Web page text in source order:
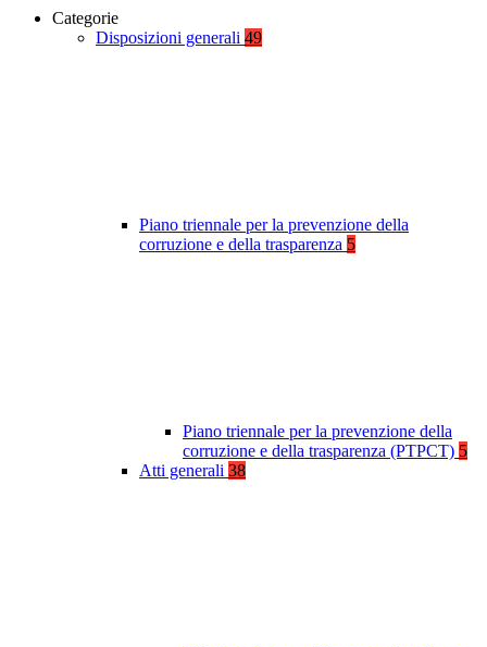
Categorie
Disposizioni generali 49
Piano triennale per la prevenzione della
corruzione e della trasparenza 5
Piano triennale per la prevenzione della
corruzione e della trasparenza (PTPCT) 5
Atti generali 38